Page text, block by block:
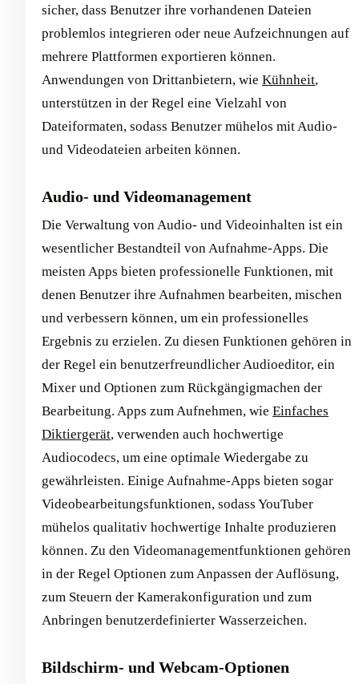
sicher, dass Benutzer ihre vorhandenen Dateien
problemlos integrieren oder neue Aufzeichnungen auf
mehrere Plattformen exportieren können.
Anwendungen von Drittanbietern, wie Kühnheit,
unterstützen in der Regel eine Vielzahl von
Dateiformaten, sodass Benutzer mühelos mit Audio-
und Videodateien arbeiten können.
Audio- und Videomanagement
Die Verwaltung von Audio- und Videoinhalten ist ein
wesentlicher Bestandteil von Aufnahme-Apps. Die
meisten Apps bieten professionelle Funktionen, mit
denen Benutzer ihre Aufnahmen bearbeiten, mischen
und verbessern können, um ein professionelles
Ergebnis zu erzielen. Zu diesen Funktionen gehören in
der Regel ein benutzerfreundlicher Audioeditor, ein
Mixer und Optionen zum Rückgängigmachen der
Bearbeitung. Apps zum Aufnehmen, wie Einfaches
Diktiergerät, verwenden auch hochwertige
Audiocodecs, um eine optimale Wiedergabe zu
gewährleisten. Einige Aufnahme-Apps bieten sogar
Videobearbeitungsfunktionen, sodass YouTuber
mühelos qualitativ hochwertige Inhalte produzieren
können. Zu den Videomanagementfunktionen gehören
in der Regel Optionen zum Anpassen der Auflösung,
zum Steuern der Kamerakonfiguration und zum
Anbringen benutzerdefinierter Wasserzeichen.
Bildschirm- und Webcam-Optionen